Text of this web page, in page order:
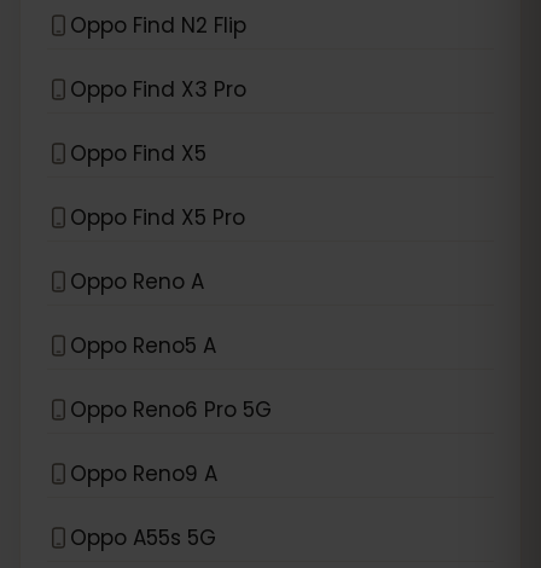
Oppo Find N2 Flip
Oppo Find X3 Pro
Oppo Find X5
Oppo Find X5 Pro
Oppo Reno A
Oppo Reno5 A
Oppo Reno6 Pro 5G
Oppo Reno9 A
Oppo A55s 5G